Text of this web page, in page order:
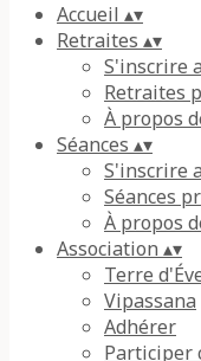
Accueil ▴▾
Retraites ▴▾
S'inscrire
Retraites
À propos
Séances ▴▾
S'inscrire
Séances
À propos
Association ▴▾
Terre
Vipassana
Adhérer
Participer